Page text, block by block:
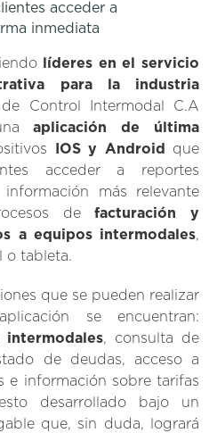
acceder a
inmediata
líderes en el servicio
para la industria
Control Intermodal C.A
aplicación
de última
IOS y Android
que
acceder a reportes
más relevante
defacturación y
a equipos intermodales,
o tableta.
que se pueden realizar
se encuentran:
intermodales, consulta de
de deudas, acceso a
e información sobre tarifas
desarrollado bajo un
que, sin duda, logrará